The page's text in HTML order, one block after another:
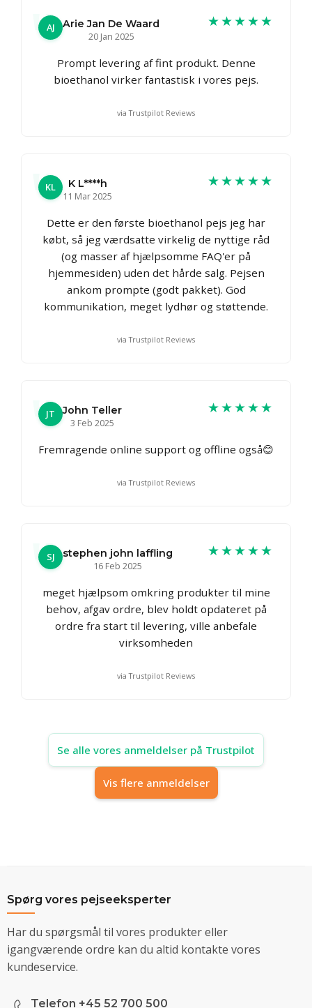
AJ
Arie Jan De Waard
20 Jan 2025
★★★★★
Prompt levering af fint produkt. Denne
bioethanol virker fantastisk i vores pejs.
via Trustpilot Reviews
KL
K L****h
11 Mar 2025
★★★★★
Dette er den første bioethanol pejs jeg har
købt, så jeg værdsatte virkelig de nyttige råd
(og masser af hjælpsomme FAQ'er på
hjemmesiden) uden det hårde salg. Pejsen
ankom prompte (godt pakket). God
kommunikation, meget lydhør og støttende.
via Trustpilot Reviews
JT
John Teller
3 Feb 2025
★★★★★
Fremragende online support og offline også😊
via Trustpilot Reviews
SJ
stephen john laffling
16 Feb 2025
★★★★★
meget hjælpsom omkring produkter til mine
behov, afgav ordre, blev holdt opdateret på
ordre fra start til levering, ville anbefale
virksomheden
via Trustpilot Reviews
Se alle vores anmeldelser på Trustpilot
Vis flere anmeldelser
Spørg vores pejseeksperter
Har du spørgsmål til vores produkter eller
igangværende ordre kan du altid kontakte vores
kundeservice.
Telefon +45 52 700 500